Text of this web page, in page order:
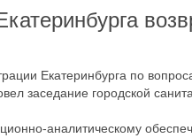
Екатеринбурга по
заседание городской
аналитическому